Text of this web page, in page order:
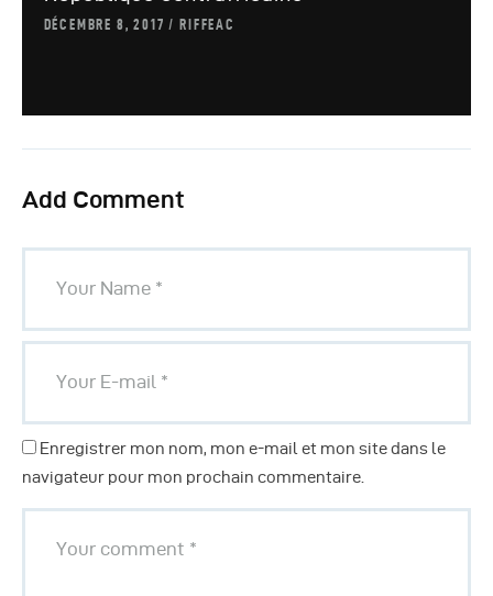
DÉCEMBRE 8, 2017 RIFFEAC
Add Comment
Enregistrer mon nom, mon e-mail et mon site dans le
navigateur pour mon prochain commentaire.